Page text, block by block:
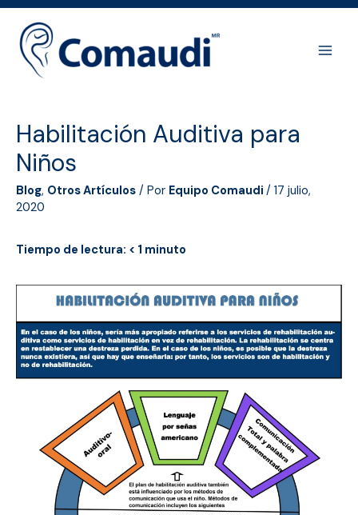
Ir
contenido
Habilitación Auditiva para
Niños
Blog, Otros Artículos / Por Equipo Comaudi / 17 julio,
2020
Tiempo de lectura: < 1 minuto